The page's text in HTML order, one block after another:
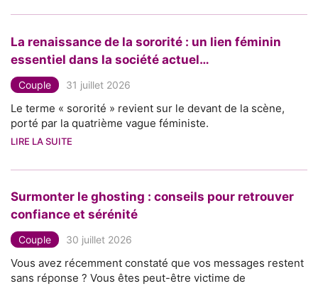
La renaissance de la sororité : un lien féminin
essentiel dans la société actuel…
Couple 31 juillet 2026
Le terme « sororité » revient sur le devant de la scène,
porté par la quatrième vague féministe.
LIRE LA SUITE
Surmonter le ghosting : conseils pour retrouver
confiance et sérénité
Couple 30 juillet 2026
Vous avez récemment constaté que vos messages restent
sans réponse ? Vous êtes peut-être victime de